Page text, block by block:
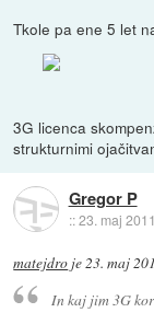
Tkole pa ene 5 let
3G licenca
strukturnimi
Gregor P
::23. maj
matejdro je23. maj
In kaj jim 3G